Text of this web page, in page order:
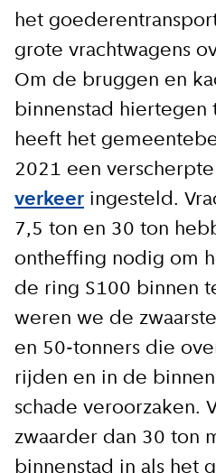
het
grote vrachtwagens
Om de bruggen en
binnenstad hiertegen
heeft het
2021 een verscherpte
verkeer ingesteld.
7,5 ton en 30 ton
ontheffing nodig om
de ring S100 binnen
weren we de
en 50-tonners die
rijden en in de
schade veroorzaken.
zwaarder dan 30 ton
binnenstad in als het